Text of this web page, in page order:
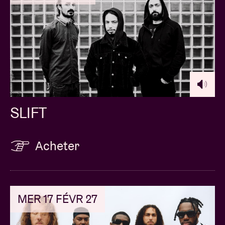
Bex Burch: gyil
Danalogue: fender rhodes
Sarathy Korwar: drums, tabla
Al Macsween: (prepared) piano
GRID RAVAGE PRESENTS ‘GRID RAVAGE’(b)
Yves De Mey, leader de Grid Ravage, n’est pas un
SLIFT
Acheter
MER 17 FÉVR 27